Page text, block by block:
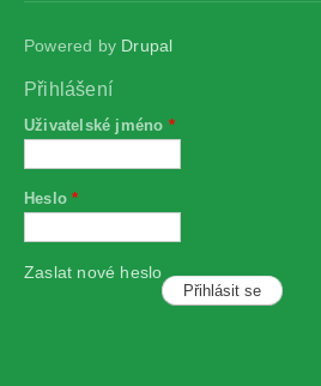
Powered by Drupal
Přihlášení
Uživatelské jméno *
Heslo*
Zaslat nové heslo